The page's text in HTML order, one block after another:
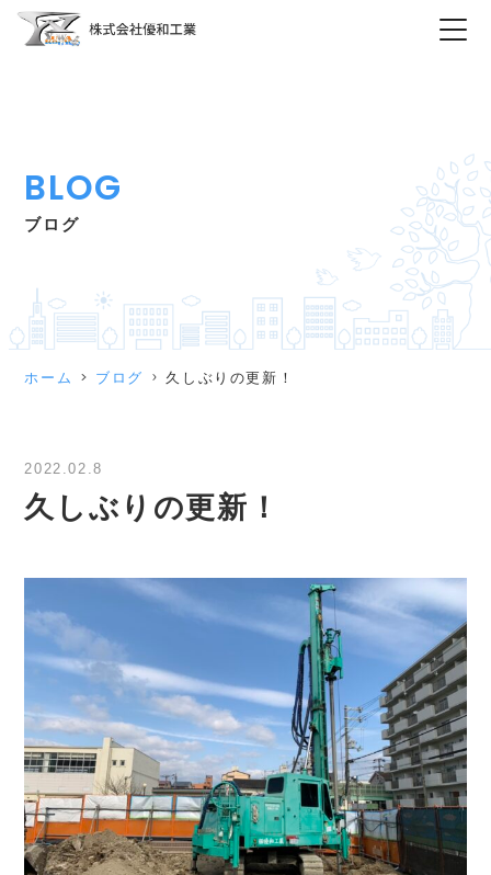
BLOG
ブログ
ホーム ブログ 久しぶりの更新！
2022.02.8
久しぶりの更新！